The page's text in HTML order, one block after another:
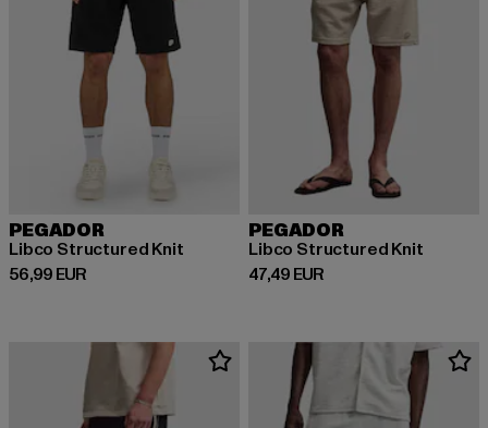
PEGADOR
Libco Structured Knit
56,99 EUR
Derzeitiger Preis: 56,99 EUR
PEGADOR
Libco Structured Knit
47,49 EUR
Derzeitiger Preis: 47,49 EUR